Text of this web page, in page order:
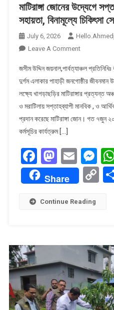
মাটিরাঙ্গা জোনের উদ্যেগে
সহায়তা, বিনামূল্যে চিকিৎসা
July 6, 2026
Leave A CommentOn
জোনের
উদ্যেগে
সপ্তাহব্যাপী
মানবিক
ও
বিনামূল্যে
চিকিৎসা
সেবা
জসীম উদ্দিন জয়নাল,পার্বত্যাঞ্চল প্রতিনিধিঃ
দুর্গম এলাকার পাহাড়ী জনগোষ্ঠীর জীবনমান
লক্ষ্যে খাগড়াছড়ির মাটিরাঙ্গার প্রত্যন্ত
ও মরাটিলায় সপ্তাহব্যাপী মানবিক , ও
প্রদান করেছে মাটিরাঙ্গা জোন। গত ৭জুন
কর্মসূচির কার্যত্রুম […]
Facebook
Share
Continue Reading